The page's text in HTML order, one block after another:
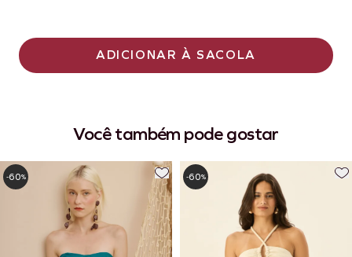
ADICIONAR À SACOLA
Você também pode gostar
-60% -60%